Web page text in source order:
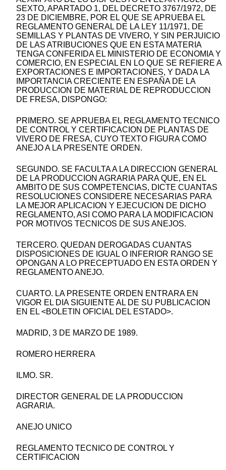
SEXTO, APARTADO 1, DEL DECRETO 3767/1972, DE
23 DE DICIEMBRE, POR EL QUE SE APRUEBA EL
REGLAMENTO GENERAL DE LA LEY 11/1971, DE
SEMILLAS Y PLANTAS DE VIVERO, Y SIN PERJUICIO
DE LAS ATRIBUCIONES QUE EN ESTA MATERIA
TENGA CONFERIDA EL MINISTERIO DE ECONOMIA Y
COMERCIO, EN ESPECIAL EN LO QUE SE REFIERE A
EXPORTACIONES E IMPORTACIONES, Y DADA LA
IMPORTANCIA CRECIENTE EN ESPAÑA DE LA
PRODUCCION DE MATERIAL DE REPRODUCCION
DE FRESA, DISPONGO:
PRIMERO. SE APRUEBA EL REGLAMENTO TECNICO
DE CONTROL Y CERTIFICACION DE PLANTAS DE
VIVERO DE FRESA, CUYO TEXTO FIGURA COMO
ANEJO A LA PRESENTE ORDEN.
SEGUNDO. SE FACULTA A LA DIRECCION GENERAL
DE LA PRODUCCION AGRARIA PARA QUE, EN EL
AMBITO DE SUS COMPETENCIAS, DICTE CUANTAS
RESOLUCIONES CONSIDERE NECESARIAS PARA
LA MEJOR APLICACION Y EJECUCION DE DICHO
REGLAMENTO, ASI COMO PARA LA MODIFICACION
POR MOTIVOS TECNICOS DE SUS ANEJOS.
TERCERO. QUEDAN DEROGADAS CUANTAS
DISPOSICIONES DE IGUAL O INFERIOR RANGO SE
OPONGAN A LO PRECEPTUADO EN ESTA ORDEN Y
REGLAMENTO ANEJO.
CUARTO. LA PRESENTE ORDEN ENTRARA EN
VIGOR EL DIA SIGUIENTE AL DE SU PUBLICACION
EN EL <BOLETIN OFICIAL DEL ESTADO>.
MADRID, 3 DE MARZO DE 1989.
ROMERO HERRERA
ILMO. SR.
DIRECTOR GENERAL DE LA PRODUCCION
AGRARIA.
ANEJO UNICO
REGLAMENTO TECNICO DE CONTROL Y
CERTIFICACION